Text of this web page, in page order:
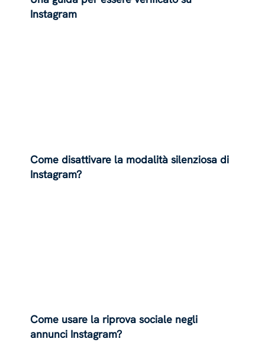
Instagram
Come disattivare la modalità silenziosa di
Instagram?
Come usare la riprova sociale negli
annunci Instagram?